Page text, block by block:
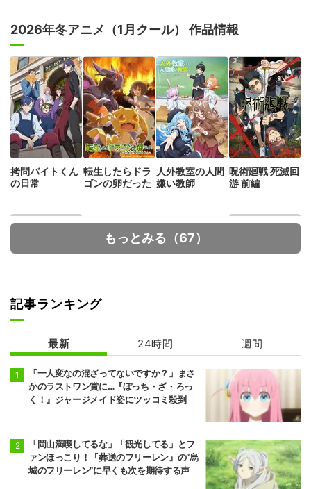
2026年冬アニメ（1月クール） 作品情報
拷問バイトくん
の日常
転生したらドラ
ゴンの卵だった
人外教室の人間
嫌い教師
呪術廻戦 死滅回
游 前編
ノ章 第2クール
もっとみる（67）
記事ランキング
最新 24時間 週間
「一人変なの混ざってないですか？」まさ
かのラストワン賞に…『ぼっち・ざ・ろっ
く！』ジャージメイド姿にツッコミ殺到
「岡山満喫してるな」「観光してる」とフ
ァンほっこり！『葬送のフリーレン』の“烏
城のフリーレン”に早くも次を期待する声